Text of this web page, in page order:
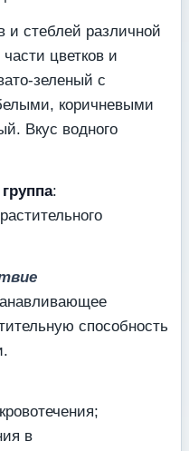
и стеблей различной
цветков и
зеленый с
коричневыми
Вкус водного
:
способность
в